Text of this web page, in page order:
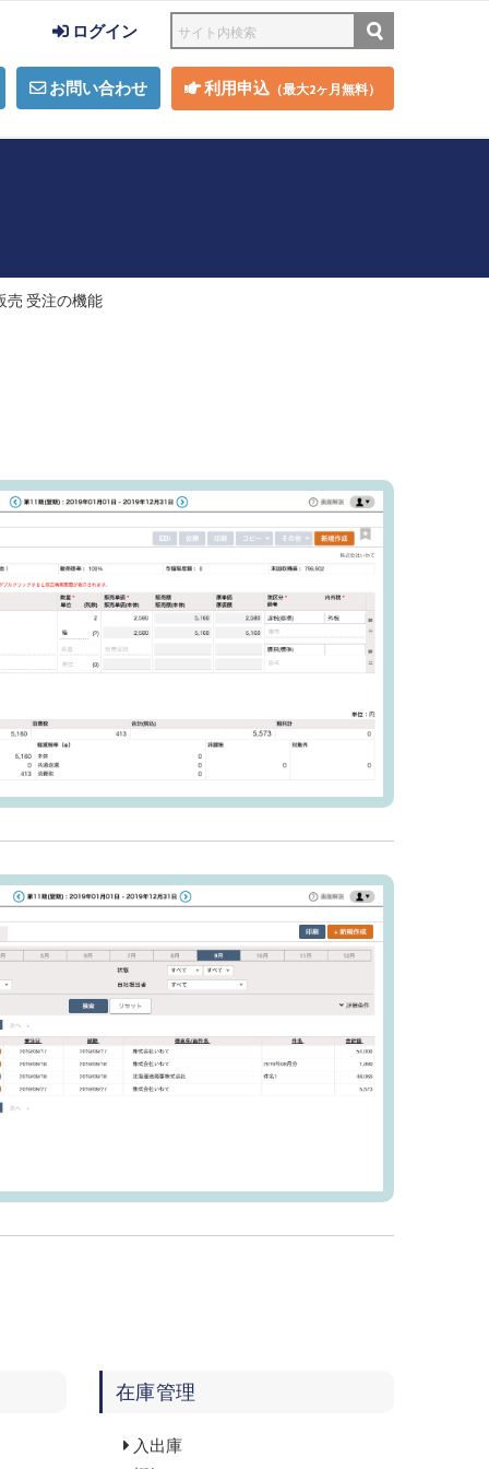
ログイン
お問い合わせ 利用申込 （最大2ヶ月無料）
売 受注の機能
在庫管理
入出庫